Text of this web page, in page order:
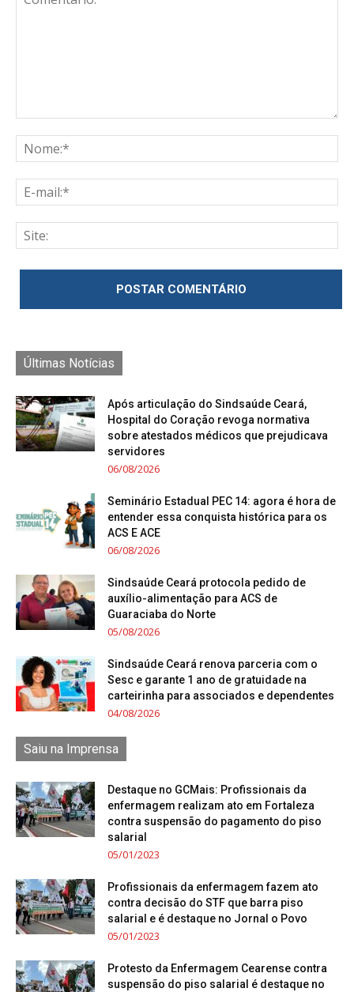
Últimas Notícias
Após articulação do Sindsaúde Ceará,
Hospital do Coração revoga normativa
sobre atestados médicos que prejudicava
servidores
06/08/2026
Seminário Estadual PEC 14: agora é hora de
entender essa conquista histórica para os
ACS E ACE
06/08/2026
Sindsaúde Ceará protocola pedido de
auxílio-alimentação para ACS de
Guaraciaba do Norte
05/08/2026
Sindsaúde Ceará renova parceria com o
Sesc e garante 1 ano de gratuidade na
carteirinha para associados e dependentes
04/08/2026
Saiu na Imprensa
Destaque no GCMais: Profissionais da
enfermagem realizam ato em Fortaleza
contra suspensão do pagamento do piso
salarial
05/01/2023
Profissionais da enfermagem fazem ato
contra decisão do STF que barra piso
salarial e é destaque no Jornal o Povo
05/01/2023
Protesto da Enfermagem Cearense contra
suspensão do piso salarial é destaque no